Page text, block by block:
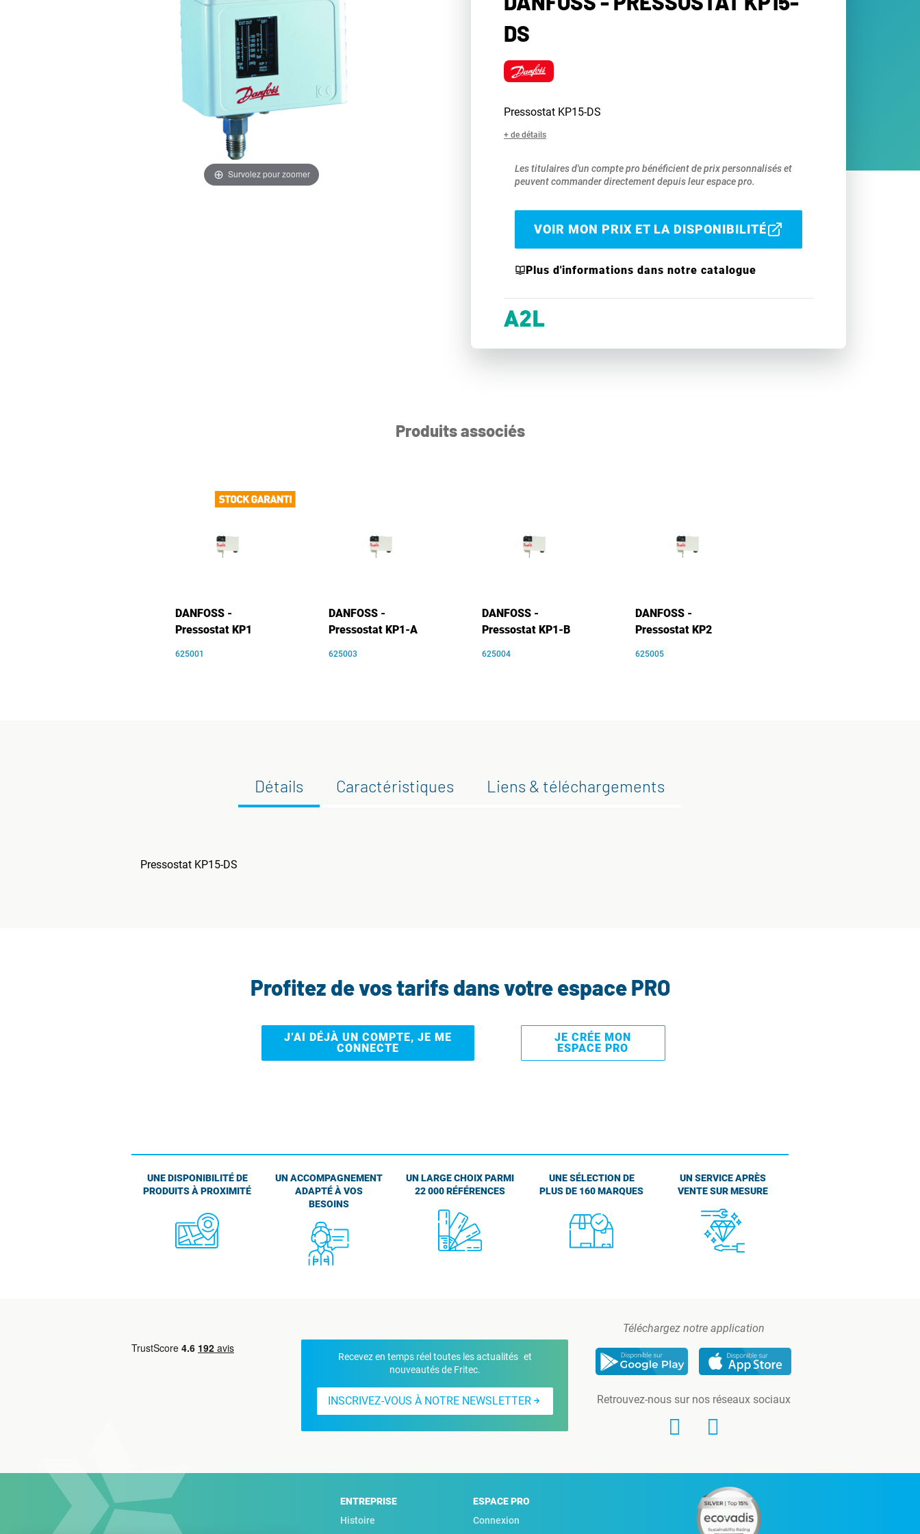
Survolez pour zoomer
DS
Pressostat KP15-DS
+ de détails
Les titulaires d'un compte pro bénéficient de prix personnalisés et
peuvent commander directement depuis leur espace pro.
VOIR MON PRIX ET LA DISPONIBILITÉ
Plus d'informations dans notre catalogue
Produits associés
DANFOSS -
Pressostat KP1
625001
DANFOSS -
Pressostat KP1-A
625003
DANFOSS -
Pressostat KP1-B
625004
DANFOSS -
Pressostat KP2
625005
Détails Caractéristiques Liens & téléchargements
Pressostat KP15-DS
Profitez de vos tarifs dans votre espace PRO
J’AI DÉJÀ UN COMPTE, JE ME
CONNECTE
JE CRÉE MON
ESPACE PRO
UNE DISPONIBILITÉ DE
PRODUITS À PROXIMITÉ
UN ACCOMPAGNEMENT
ADAPTÉ À VOS
BESOINS
UN LARGE CHOIX PARMI
22 000 RÉFÉRENCES
UNE SÉLECTION DE
PLUS DE 160 MARQUES
UN SERVICE APRÈS
VENTE SUR MESURE
Recevez en temps réel toutes les actualités et
nouveautés de Fritec.
INSCRIVEZ-VOUS À NOTRE NEWSLETTER
Téléchargez notre application
Retrouvez-nous sur nos réseaux sociaux
ENTREPRISE
Histoire
ESPACE PRO
Connexion